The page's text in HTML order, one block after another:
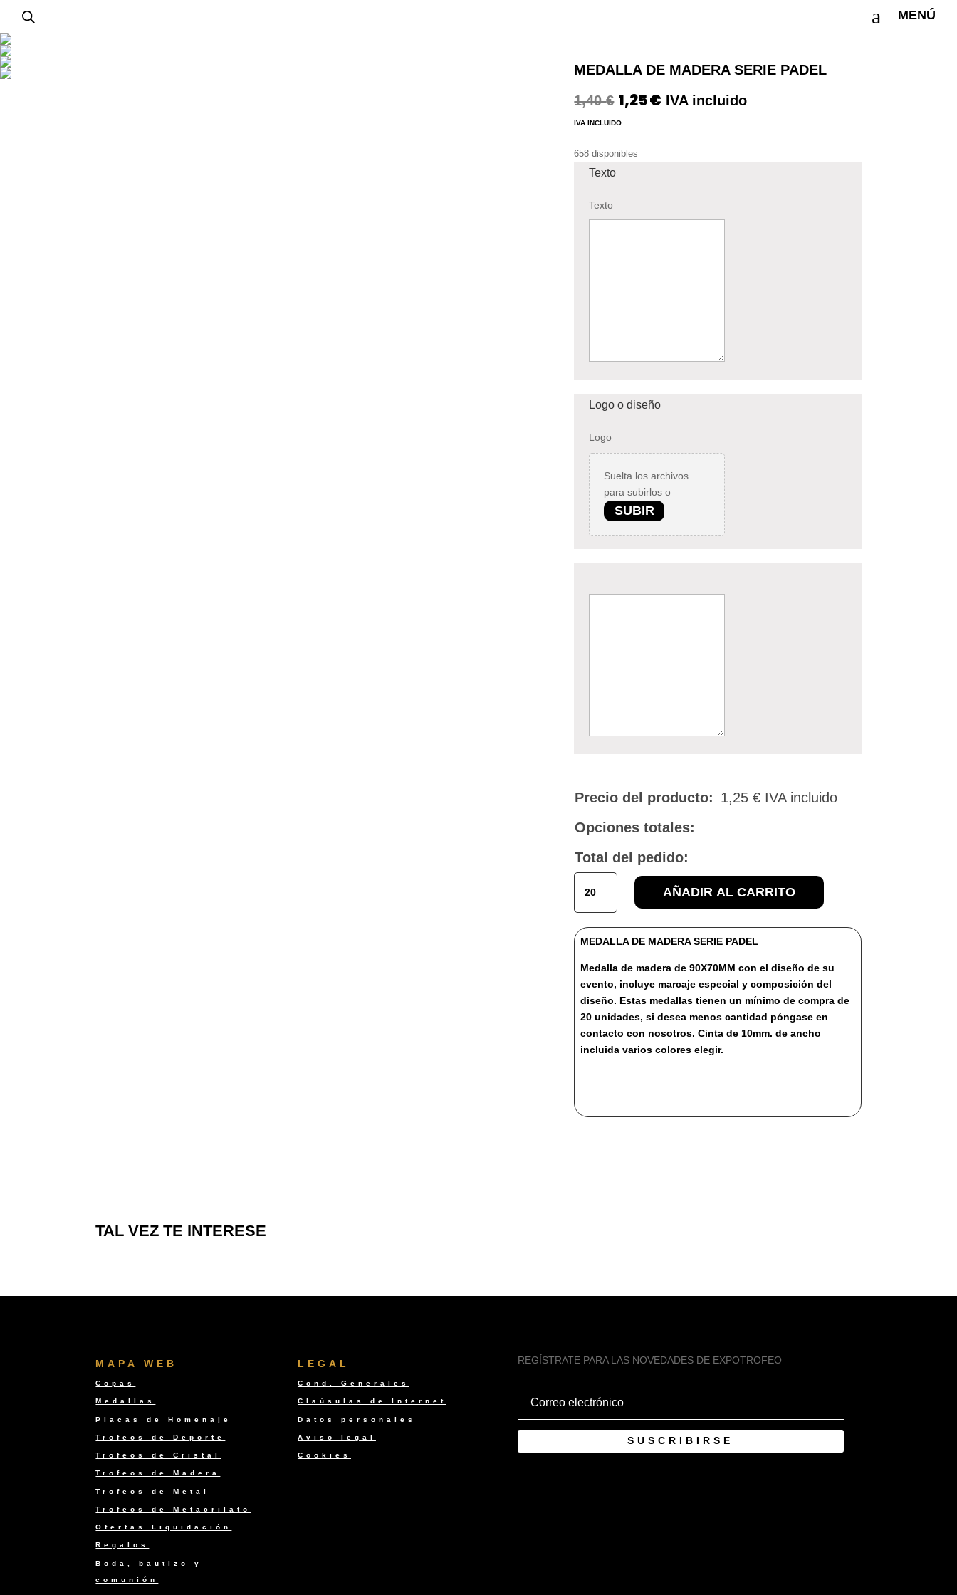
a MENÚ
MEDALLA DE MADERA SERIE PADEL
1,40€ El
era:
1,25€ El
IVA incluido
IVA INCLUIDO
658 disponibles
Texto
Texto
Logo o diseño
Logo
Suelta los archivos
para subirlos o
SUBIR
Precio del producto: 1,25€ IVA incluido
Opciones totales:
Total del pedido:
DE
MADERA
SERIE
PADEL
AÑADIR AL CARRITO
MEDALLA DE MADERA SERIE PADEL
Medalla de madera de 90X70MM con el diseño de su
evento, incluye marcaje especial y composición del
diseño. Estas medallas tienen un mínimo de compra de
20 unidades, si desea menos cantidad póngase en
contacto con nosotros. Cinta de 10mm. de ancho
incluida varios colores elegir.
TAL VEZ TE INTERESE
MAPA WEB
Copas
Medallas
Placas de Homenaje
Trofeos de Deporte
Trofeos de Cristal
Trofeos de Madera
Trofeos de Metal
Trofeos de Metacrilato
Ofertas Liquidación
Regalos
Boda, bautizo y
comunión
LEGAL
Cond. Generales
Claúsulas de Internet
Datos personales
Aviso legal
Cookies
REGÍSTRATE PARA LAS NOVEDADES DE EXPOTROFEO
SUSCRIBIRSE